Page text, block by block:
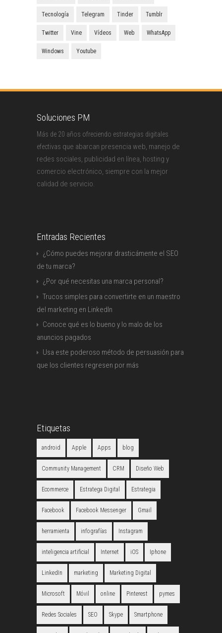
Tecnología Telegram Tinder Tumblr
Twitter Vine Vídeos Web WhatsApp
Windows Youtube
Soluciones PM
Más de 20 años ofreciendo estrategias digitales
efectivas que abarcan presencia web, manejo de
redes sociales, publicidad en línea, hosting y
comercio electrónico, siempre con la mejor
calidad de servicio.
Entradas Recientes
¿Cómo puedes mejorar drasticámente el SEO
de tu marca?
¿Por qué necesitas una marca personal?
Trucos simples para convertirte en un maestro
del marketing en LinkedIn
Conoce qué es lo bueno y lo malo de los
anuncios pagados
Usa este poderoso método de persuasión para
que los clientes regresen por más
Etiquetas
android Apple Apps blog
Community Management CRM Diseño Web
Ecommerce Estratega Digital Estrategia
Facebook Facebook Messenger Gmail
herramienta infografías Instagram
inteligencia artificial Internet iOS Iphone
LinkedIn marketing Marketing Digital
Microsoft Móvil online Pinterest pymes
Redes Sociales SEO Skype Smartphone